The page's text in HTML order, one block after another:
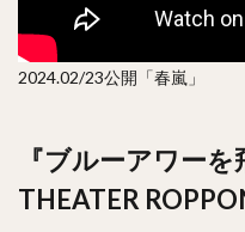
2024.02/23公開「春嵐」
『ブルーアワー
THEATER